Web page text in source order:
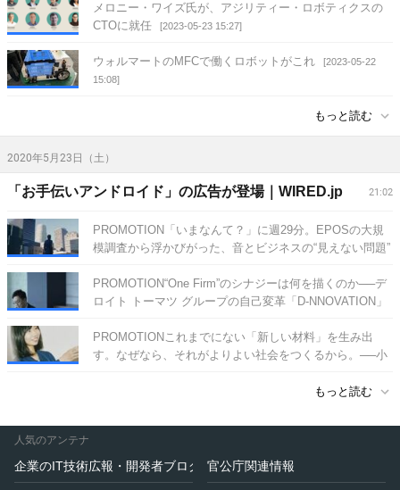
メロニー・ワイズ氏が、アジリティー・ロボティクスの
CTOに就任
[2023-05-23 15:27]
ウォルマートのMFCで働くロボットがこれ
[2023-05-22
15:08]
もっと読む
2020年5月23日（土）
21:02
「お手伝いアンドロイド」の広告が登場｜WIRED.jp
PROMOTION「いまなんて？」に週29分。EPOSの大規
模調査から浮かびがった、音とビジネスの“見えない問題”
PROMOTION“One Firm”のシナジーは何を描くのか──デ
ロイト トーマツ グループの自己変革「D-NNOVATION」
PROMOTIONこれまでにない「新しい材料」を生み出
す。なぜなら、それがよりよい社会をつくるから。──小
もっと読む
人気のアンテナ
企業のIT技術広報・開発者ブログ 官公庁関連情報